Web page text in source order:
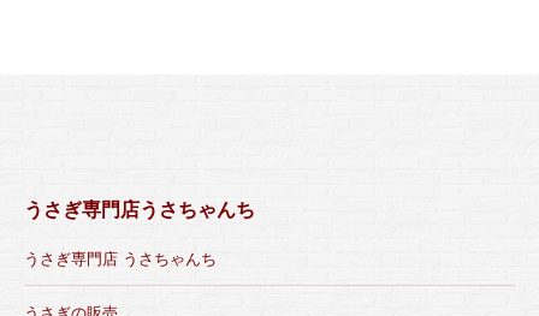
うさぎ専門店うさちゃんち
うさぎ専門店 うさちゃんち